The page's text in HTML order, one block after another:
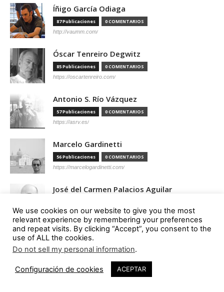
Íñigo García Odiaga
87 Publicaciones 0 COMENTARIOS
http://vaumm.com/
Óscar Tenreiro Degwitz
85 Publicaciones 0 COMENTARIOS
https://oscartenreiro.com/
Antonio S. Río Vázquez
57 Publicaciones 0 COMENTARIOS
https://asrv.es/
Marcelo Gardinetti
56 Publicaciones 0 COMENTARIOS
https://marcelogardinetti.com/
José del Carmen Palacios Aguilar
Aldo G. Facho Dede
51 Publicaciones 0 COMENTARIOS
Sergio de Miguel García
We use cookies on our website to give you the most
relevant experience by remembering your preferences
and repeat visits. By clicking “Accept”, you consent to the
use of ALL the cookies.
Do not sell my personal information.
Configuración de cookies ACEPTAR